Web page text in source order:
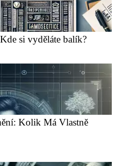
si vyděláte balík?
Kolik Má Vlastně